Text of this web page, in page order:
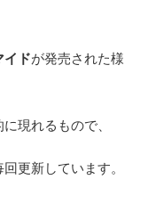
イドが発売された様
現れるもので、
更新しています。